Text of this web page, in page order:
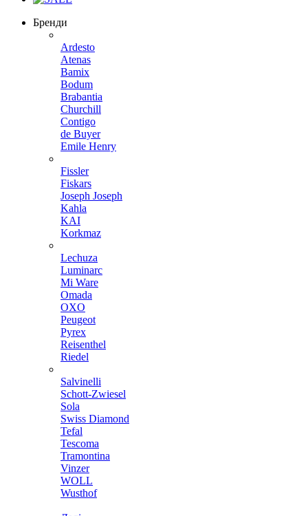
Бренди
Ardesto
Atenas
Bamix
Bodum
Brabantia
Churchill
Contigo
de Buyer
Emile Henry
Fissler
Fiskars
Joseph Joseph
Kahla
KAI
Korkmaz
Lechuza
Luminarc
Mi Ware
Omada
OXO
Peugeot
Pyrex
Reisenthel
Riedel
Salvinelli
Schott-Zwiesel
Sola
Swiss Diamond
Tefal
Tescoma
Tramontina
Vinzer
WOLL
Wusthof